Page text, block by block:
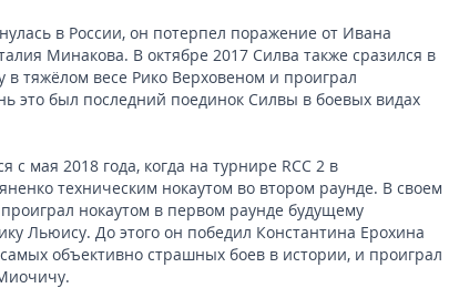
в России, он потерпел поражение от Ивана
Минакова. В октябре 2017 Силва также сразился в
тяжёлом весе Рико Верховеном и проиграл
это был последний поединок Силвы в боевых видах
с мая 2018 года, когда на турнире RCC 2 в
техническим нокаутом во втором раунде. В своем
нокаутом в первом раунде будущему
Льюису. До этого он победил Константина Ерохина
объективно страшных боев в истории, и проиграл